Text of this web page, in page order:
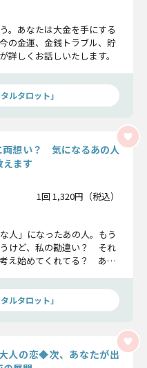
。あなたは大金を手にする
の金運、金銭トラブル、貯
詳しくお話しいたします。
ルタロット」
両想い？ 気になるあの人
えます
1回 1,320円（税込）
人」になったあの人。もう
けど、私の勘違い？ それ
え始めてくれてる？ あの
ルタロット」
人の恋◆次、あなたが出